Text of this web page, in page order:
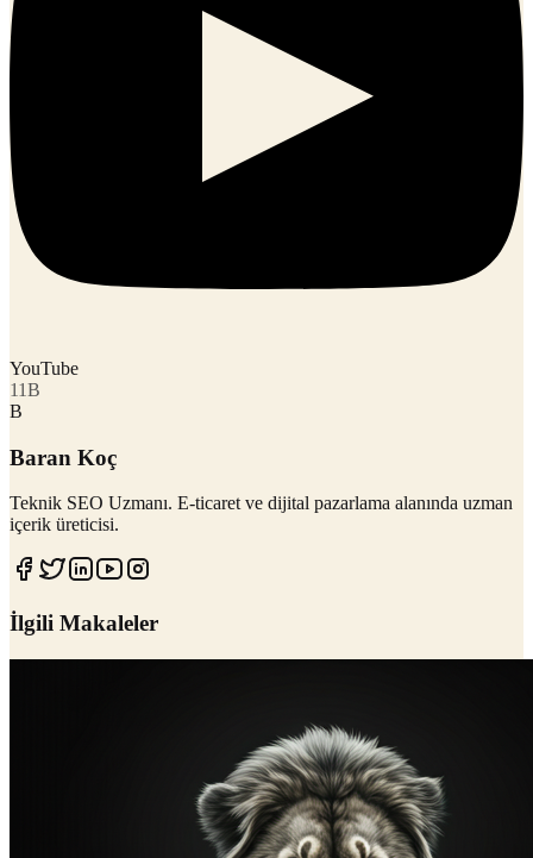
YouTube
11B
B
Baran Koç
Teknik SEO Uzmanı. E-ticaret ve dijital pazarlama alanında uzman
içerik üreticisi.
İlgili Makaleler